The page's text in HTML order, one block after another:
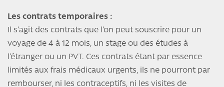
Les contrats temporaires :
Il s’agit des contrats que l’on peut souscrire pour un
voyage de 4 à 12 mois, un stage ou des études à
l’étranger ou un PVT. Ces contrats étant par essence
limités aux frais médicaux urgents, ils ne pourront par
rembourser, ni les contraceptifs, ni les visites de